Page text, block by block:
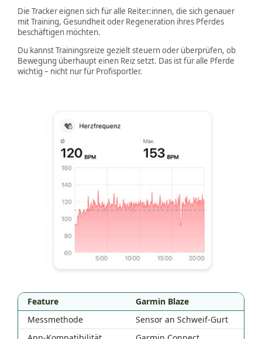
Die Tracker eignen sich für alle Reiter:innen, die sich genauer
mit Training, Gesundheit oder Regeneration ihres Pferdes
beschäftigen möchten.
Du kannst Trainingsreize gezielt steuern oder überprüfen, ob
Bewegung überhaupt einen Reiz setzt. Das ist für alle Pferde
wichtig – nicht nur für Profisportler.
Vergleich der Fitness-Tracker Garmin Blaze und Polar H10
Feature Garmin Blaze
Messmethode
Sensor an Schweif-Gurt